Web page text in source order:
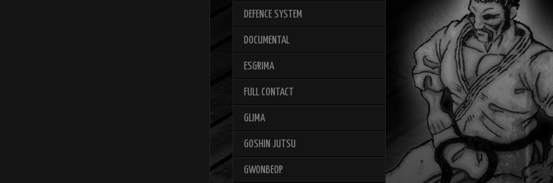
DEFENCE SYSTEM
DOCUMENTAL
ESGRIMA
FULL CONTACT
GLIMA
GOSHIN JUTSU
GWONBEOP